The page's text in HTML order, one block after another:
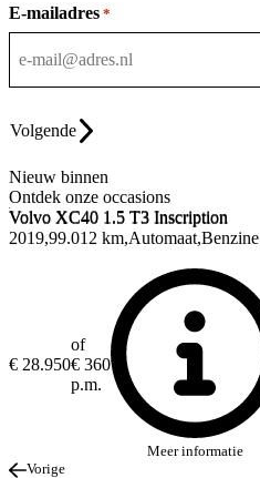
E-mailadres *
Volgende
Nieuw binnen
Ontdek onze occasions
Volvo XC40 1.5 T3 Inscription
2019 99.012 km Automaat Benzine
€ 28.950
of
€ 360
p.m.
Meer informatie
Volvo XC40 1.5 T3 Inscription
Vorige